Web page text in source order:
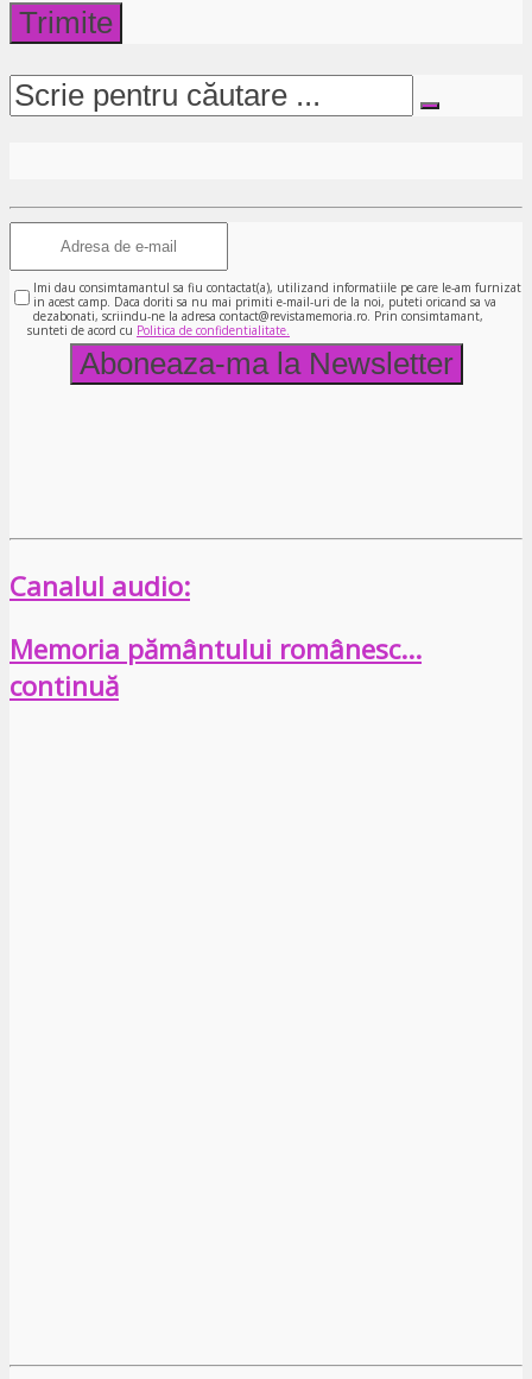
Imi dau consimtamantul sa fiu contactat(a), utilizand informatiile pe care le-am furnizat
in acest camp. Daca doriti sa nu mai primiti e-mail-uri de la noi, puteti oricand sa va
dezabonati, scriindu-ne la adresa contact@revistamemoria.ro. Prin consimtamant,
sunteti de acord cu Politica de confidentialitate.
Canalul audio:
Memoria pământului românesc…
continuă